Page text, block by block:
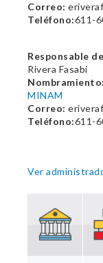
Correo:
Teléfono:611-
Responsable
Rivera Fasabi
Nombramiento:
MINAM
Correo:
Teléfono:611-
Ver